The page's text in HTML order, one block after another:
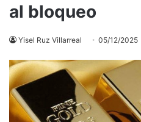
al bloqueo
Yisel Ruz Villarreal 05/12/2025